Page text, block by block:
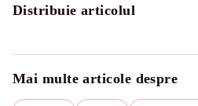
Distribuie articolul
Mai multe articole despre